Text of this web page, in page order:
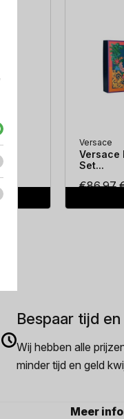
Versace
Versace
Set...
€86.97
Bespaar tijd
Wij hebben alle
minder tijd en geld
Meer